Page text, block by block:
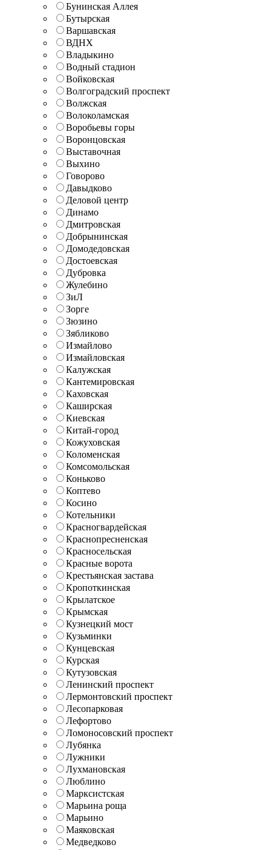
Бунинская Аллея
Бутырская
Варшавская
ВДНХ
Владыкино
Водный стадион
Войковская
Волгоградский проспект
Волжская
Волоколамская
Воробьевы горы
Воронцовская
Выставочная
Выхино
Говорово
Давыдково
Деловой центр
Динамо
Дмитровская
Добрынинская
Домодедовская
Достоевская
Дубровка
Жулебино
ЗиЛ
Зорге
Зюзино
Зябликово
Измайлово
Измайловская
Калужская
Кантемировская
Каховская
Каширская
Киевская
Китай-город
Кожуховская
Коломенская
Комсомольская
Коньково
Коптево
Косино
Котельники
Красногвардейская
Краснопресненская
Красносельская
Красные ворота
Крестьянская застава
Кропоткинская
Крылатское
Крымская
Кузнецкий мост
Кузьминки
Кунцевская
Курская
Кутузовская
Ленинский проспект
Лермонтовский проспект
Лесопарковая
Лефортово
Ломоносовский проспект
Лубянка
Лужники
Лухмановская
Люблино
Марксистская
Марьина роща
Марьино
Маяковская
Медведково